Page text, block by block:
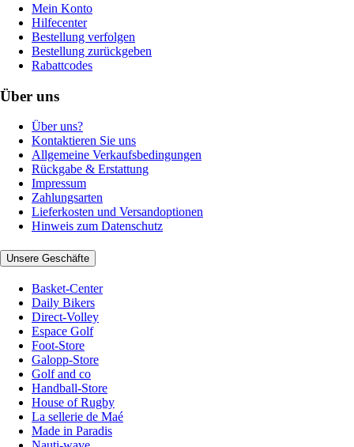
Mein Konto
Hilfecenter
Bestellung verfolgen
Bestellung zurückgeben
Rabattcodes
Über uns
Über uns?
Kontaktieren Sie uns
Allgemeine Verkaufsbedingungen
Rückgabe & Erstattung
Impressum
Zahlungsarten
Lieferkosten und Versandoptionen
Hinweis zum Datenschutz
Unsere Geschäfte
Basket-Center
Daily Bikers
Direct-Volley
Espace Golf
Foot-Store
Galopp-Store
Golf and co
Handball-Store
House of Rugby
La sellerie de Maé
Made in Paradis